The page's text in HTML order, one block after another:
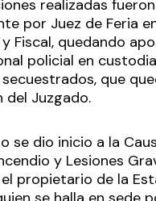
realizadas
por Juez de Feria
Fiscal, quedando
policial en
que
del Juzgado.
se dio inicio a la
y Lesiones
propietario de la